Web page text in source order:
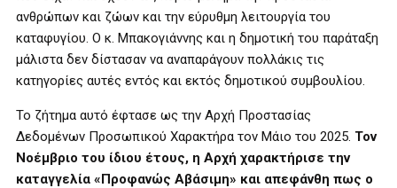
ανθρώπων και ζώων και την εύρυθμη λειτουργία του
καταφυγίου. Ο κ. Μπακογιάννης και η δημοτική του παράταξη
μάλιστα δεν δίστασαν να αναπαράγουν πολλάκις τις
κατηγορίες αυτές εντός και εκτός δημοτικού συμβουλίου.
Το ζήτημα αυτό έφτασε ως την Αρχή Προστασίας
Δεδομένων Προσωπικού Χαρακτήρα τον Μάιο του 2025. Τον
Νοέμβριο του ίδιου έτους, η Αρχή χαρακτήρισε την
καταγγελία «Προφανώς Αβάσιμη» και απεφάνθη πως ο